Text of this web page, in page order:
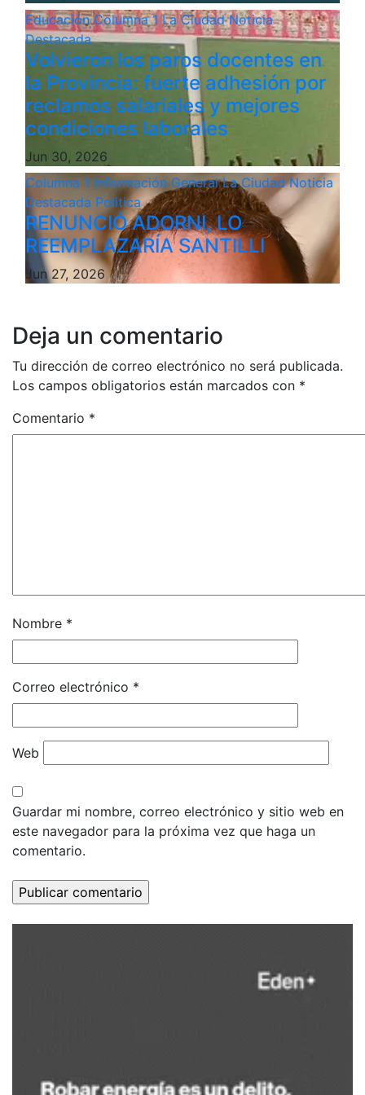
EducaciónColumna 1 La CiudadNoticia
Destacada
Volvieron los paros docentes en
la Provincia: fuerte adhesión por
reclamos salariales y mejores
condiciones laborales
Jun 30, 2026
Columna 1 Información GeneralLa CiudadNoticia
Destacada Politica
RENUNCIÓ ADORNI, LO
REEMPLAZARÍA SANTILLI
Jun 27, 2026
Deja un comentario
Tu dirección de correo electrónico no será publicada.
Los campos obligatorios están marcados con *
Comentario *
Nombre *
Correo electrónico *
Web
Guardar mi nombre, correo electrónico y sitio web en
este navegador para la próxima vez que haga un
comentario.